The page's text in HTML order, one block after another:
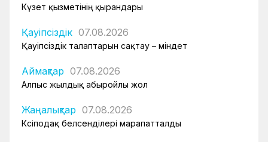
Күзет қызметінің қырандары
Қауіпсіздік 07.08.2026
Қауіпсіздік талаптарын сақтау – міндет
Аймақтар 07.08.2026
Алпыс жылдық абыройлы жол
Жаңалықтар 07.08.2026
Кәсіподақ белсенділері марапатталды